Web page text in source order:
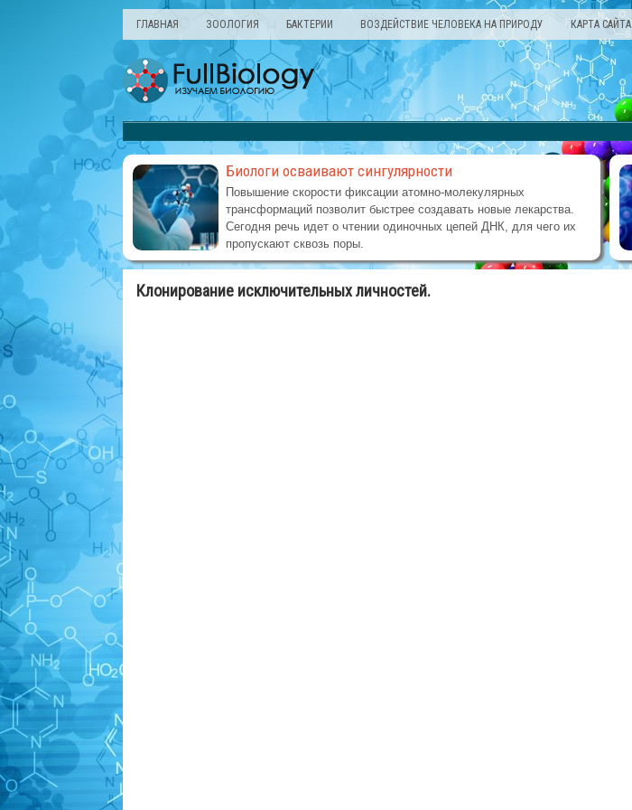
ГЛАВНАЯ ЗООЛОГИЯ БАКТЕРИИ ВОЗДЕЙСТВИЕ ЧЕЛОВЕКА НА ПРИРОДУ КАРТА САЙТА
Биологи осваивают сингулярности
Повышение скорости фиксации атомно-молекулярных
трансформаций позволит быстрее создавать новые лекарства.
Сегодня речь идет о чтении одиночных цепей ДНК, для чего их
пропускают сквозь поры.
Клонирование исключительных личностей.